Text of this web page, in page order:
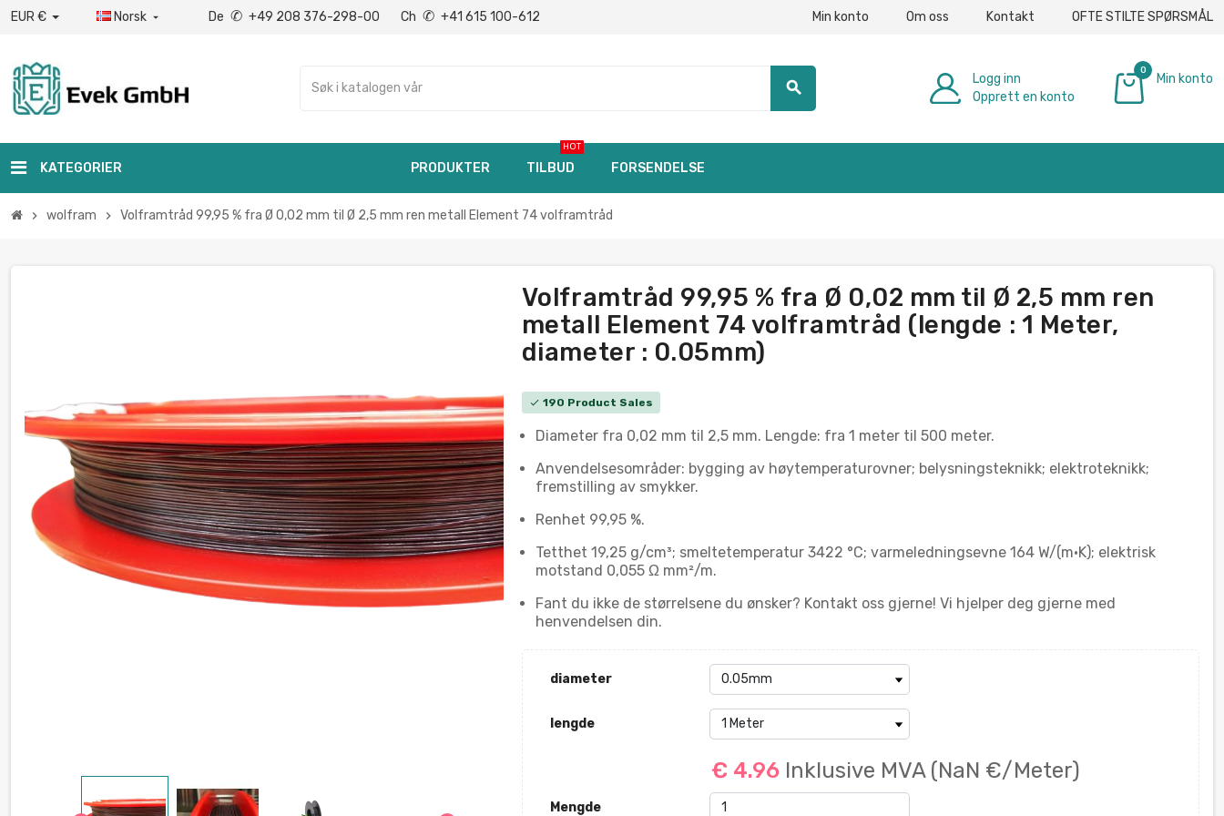
EUR € Norsk  De ✆ +49 208 376-298-00 Ch ✆ +41 615 100-612 Min konto Om oss Kontakt OFTE STILTE SPØRSMÅL
search
Logg inn
Opprett en konto
0
Min konto
KATEGORIER PRODUKTER TILBUD
HOT
FORSENDELSE
chevron_right wolfram chevron_right Volframtråd 99,95 % fra Ø 0,02 mm til Ø 2,5 mm ren metall Element 74 volframtråd
Volframtråd 99,95 % fra Ø 0,02 mm til Ø 2,5 mm ren
metall Element 74 volframtråd (lengde : 1 Meter,
diameter : 0.05mm)
check 190 Product Sales
Diameter fra 0,02 mm til 2,5 mm. Lengde: fra 1 meter til 500 meter.
Anvendelsesområder: bygging av høytemperaturovner; belysningsteknikk; elektroteknikk;
fremstilling av smykker.
Renhet 99,95 %.
Tetthet 19,25 g/cm³; smeltetemperatur 3422 °C; varmeledningsevne 164 W/(m·K); elektrisk
motstand 0,055 Ω mm²/m.
Fant du ikke de størrelsene du ønsker? Kontakt oss gjerne! Vi hjelper deg gjerne med
henvendelsen din.
diameter
lengde
€ 4.96 Inklusive MVA (NaN €/Meter)
Mengde